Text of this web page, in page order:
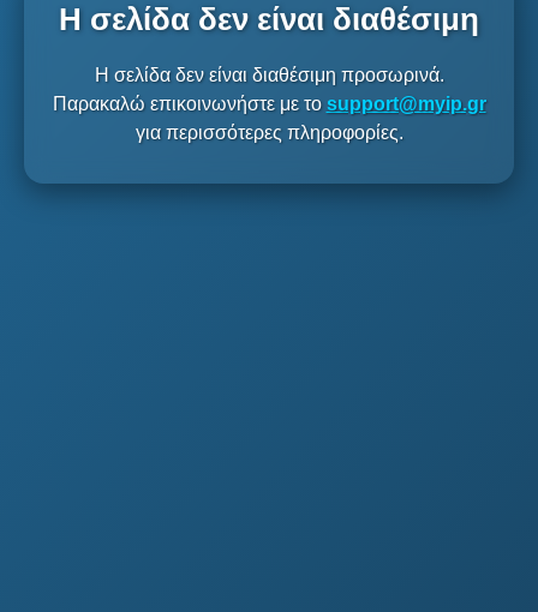
Η σελίδα δεν είναι διαθέσιμη
Η σελίδα δεν είναι διαθέσιμη προσωρινά.
Παρακαλώ επικοινωνήστε με το support@myip.gr
για περισσότερες πληροφορίες.